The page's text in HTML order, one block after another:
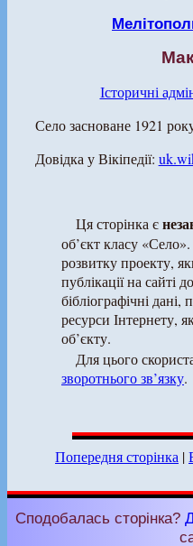
Історичні
Село засноване 1921
Довідка у Вікіпедії:
Ця сторінка є
об’єкт класу
розвитку проекту,
публікації на сайті
бібліографічні
ресурси Інтернету,
об’єкту.
Для цього
зворотнього зв’язку.
Попередня сторінка |
Сподобалась сторінка?